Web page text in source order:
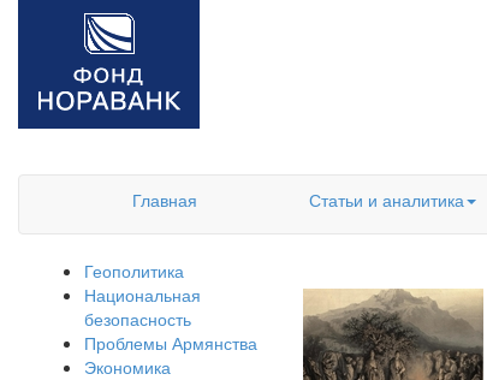
Главная
Статьи и аналитика
Геополитика
Национальная
безопасность
Проблемы Армянства
Экономика